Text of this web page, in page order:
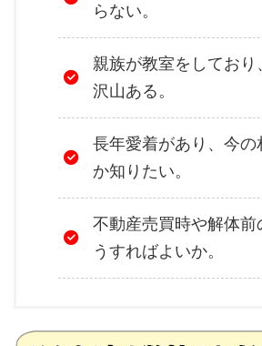
らない。
親族が教室をしてお
沢山ある。
長年愛着があり、今の
か知りたい。
不動産売買時や解体前
うすればよいか。